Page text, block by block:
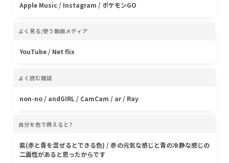
Apple Music / Instagram / ポケモンGO
よく見る/使う動画メディア
YouTube / Net flix
よく読む雑誌
non-no / andGIRL / CamCam / ar / Ray
自分を色で例えると?
紫(赤と青を混ぜるとできる色) / 赤の元気な感じと青の冷静な感じの
二面性があると思ったからです